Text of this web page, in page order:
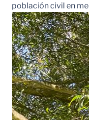
población civil en